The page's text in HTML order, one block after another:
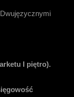
I piętro).